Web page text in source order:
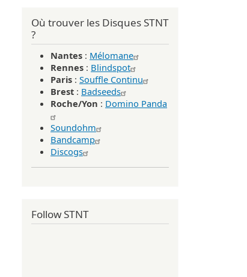
Où trouver les Disques STNT
?
Nantes : Mélomane
Rennes : Blindspot
Paris : Souffle Continu
Brest : Badseeds
Roche/Yon : Domino Panda
Soundohm
Bandcamp
Discogs
Follow STNT